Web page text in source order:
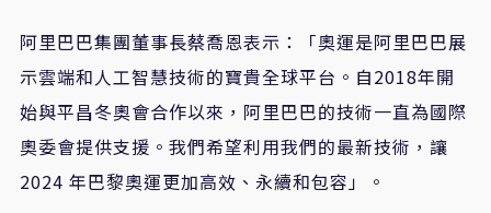
阿里巴巴集團董事長蔡喬恩表示：「奧運是阿里巴巴展
示雲端和人工智慧技術的寶貴全球平台。自2018年開
始與平昌冬奧會合作以來，阿里巴巴的技術一直為國際
奧委會提供支援。我們希望利用我們的最新技術，讓
2024 年巴黎奧運更加高效、永續和包容」。